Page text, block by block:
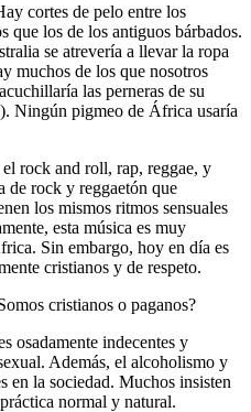
cortes de pelo entre los
que los de los antiguos bárbados.
se atrevería a llevar la ropa
muchos de los que nosotros
las perneras de su
Ningún pigmeo de África usaría
rock and roll, rap, reggae, y
de rock y reggaetón que
los mismos ritmos sensuales
esta música es muy
Sin embargo, hoy en día es
cristianos y de respeto.
cristianos o paganos?
osadamente indecentes y
Además, el alcoholismo y
en la sociedad. Muchos insisten
normal y natural.